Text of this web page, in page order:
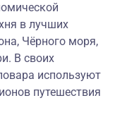
в лучших
Чёрного моря,
В своих
используют
путешествия